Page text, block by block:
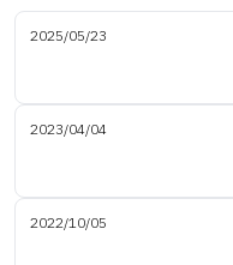
2025/05/23
2023/04/04
2022/10/05